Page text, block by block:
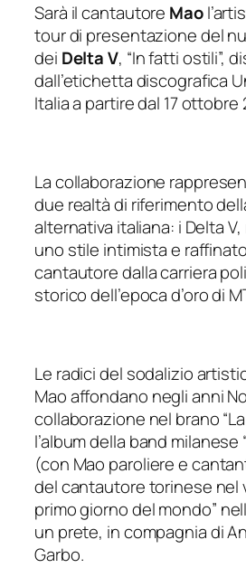
Sarà il cantautore Mao
tour di presentazione del
dei Delta V, “In fatti ostili”,
dall’etichetta discografica
Italia a partire dal 17 ottobre
La collaborazione
due realtà di riferimento
alternativa italiana: i Delta
uno stile intimista e
cantautore dalla carriera
storico dell’epoca d’oro di
Le radici del sodalizio
Mao affondano negli anni
collaborazione nel brano “
l’album della band milanese “
(con Mao paroliere e
del cantautore torinese nel
primo giorno del mondo”
un prete, in compagnia di
Garbo.